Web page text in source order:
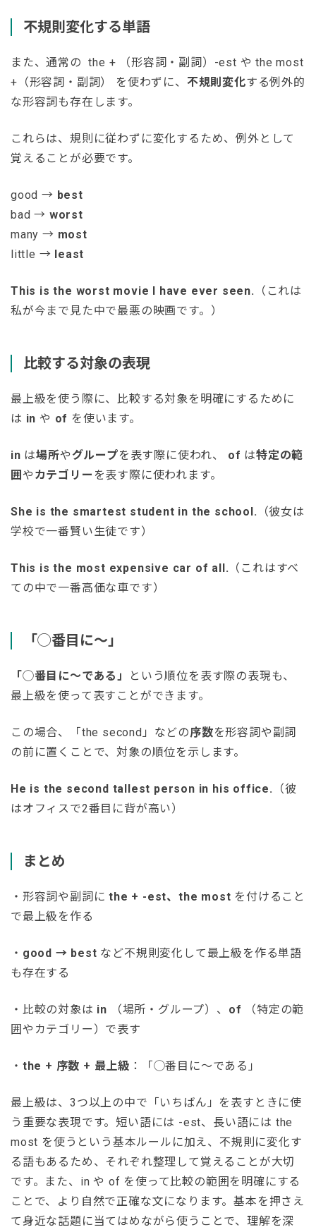
不規則変化する単語
また、通常の the + （形容詞・副詞）-est や the most
+（形容詞・副詞） を使わずに、 不規則変化する例外的
な形容詞も存在します。
これらは、規則に従わずに変化するため、例外として
覚えることが必要です。
good → best
bad → worst
many → most
little → least
This is the worst movie I have ever seen. （これは
私が今まで見た中で最悪の映画です。）
比較する対象の表現
最上級を使う際に、比較する対象を明確にするために
は inや of を使います。
in は場所や グループを表す際に使われ、 of は特定の範
囲 や カテゴリー を表す際に使われます。
She is the smartest student in the school. （彼女は
学校で一番賢い生徒です）
This is the most expensive car of all. （これはすべ
ての中で一番高価な車です）
「◯番目に〜」
「◯番目に〜である」
という順位を表す際の表現も、
最上級を使って表すことができます。
この場合、「the second」などの序数を形容詞や副詞
の前に置くことで、対象の順位を示します。
He is the second tallest person in his office. （彼
はオフィスで2番目に背が高い）
まとめ
・形容詞や副詞にthe + -est、the most を付けること
で最上級を作る
・ good → best など不規則変化して最上級を作る単語
も存在する
・比較の対象は in （場所・グループ）、 of
（特定の範
囲やカテゴリー）で表す
・ the + 序数 + 最上級 ：「◯番目に〜である」
最上級は、3つ以上の中で「いちばん」を表すときに使
う重要な表現です。短い語には -est、長い語には the
most を使うという基本ルールに加え、不規則に変化す
る語もあるため、それぞれ整理して覚えることが大切
です。また、in や of を使って比較の範囲を明確にする
ことで、より自然で正確な文になります。基本を押さえ
て身近な話題に当てはめながら使うことで、理解を深